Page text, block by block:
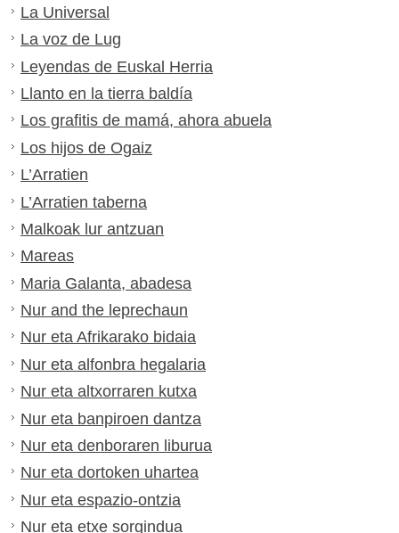
La Universal
La voz de Lug
Leyendas de Euskal Herria
Llanto en la tierra baldía
Los grafitis de mamá, ahora abuela
Los hijos de Ogaiz
L’Arratien
L’Arratien taberna
Malkoak lur antzuan
Mareas
Maria Galanta, abadesa
Nur and the leprechaun
Nur eta Afrikarako bidaia
Nur eta alfonbra hegalaria
Nur eta altxorraren kutxa
Nur eta banpiroen dantza
Nur eta denboraren liburua
Nur eta dortoken uhartea
Nur eta espazio-ontzia
Nur eta etxe sorgindua